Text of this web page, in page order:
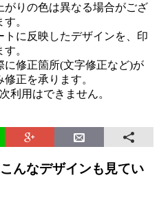
がりの色は異なる場合がござ
。
トに反映したデザインを、印
。
に修正箇所(文字修正など)が
正を承ります。
利用はできません。
んなデザインも見てい